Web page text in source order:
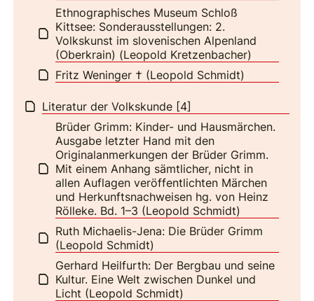
Ethnographisches Museum Schloß
Kittsee: Sonderausstellungen: 2.
Volkskunst im slovenischen Alpenland
(Oberkrain) (Leopold Kretzenbacher)
Fritz Weninger † (Leopold Schmidt)
Literatur der Volkskunde [4]
Brüder Grimm: Kinder- und Hausmärchen.
Ausgabe letzter Hand mit den
Originalanmerkungen der Brüder Grimm.
Mit einem Anhang sämtlicher, nicht in
allen Auflagen veröffentlichten Märchen
und Herkunftsnachweisen hg. von Heinz
Rölleke. Bd. 1–3 (Leopold Schmidt)
Ruth Michaelis-Jena: Die Brüder Grimm
(Leopold Schmidt)
Gerhard Heilfurth: Der Bergbau und seine
Kultur. Eine Welt zwischen Dunkel und
Licht (Leopold Schmidt)